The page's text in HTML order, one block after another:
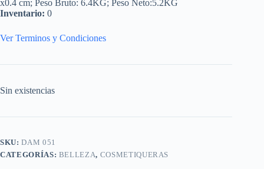
x0.4 cm; Peso Bruto: 6.4KG; Peso Neto:5.2KG
Inventario: 0
Ver Terminos y Condiciones
Sin existencias
SKU:DAM 051
CATEGORÍAS: BELLEZA, COSMETIQUERAS